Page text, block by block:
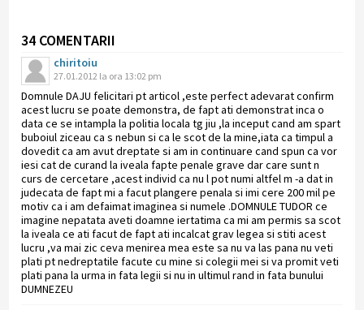
34 COMENTARII
chiritoiu
27.01.2012 la ora 13:02 pm
Domnule DAJU felicitari pt articol ,este perfect adevarat confirm
acest lucru se poate demonstra, de fapt ati demonstrat inca o
data ce se intampla la politia locala tg jiu ,la inceput cand am spart
buboiul ziceau ca s nebun si ca le scot de la mine,iata ca timpul a
dovedit ca am avut dreptate si am in continuare cand spun ca vor
iesi cat de curand la iveala fapte penale grave dar care sunt n
curs de cercetare ,acest individ ca nu l pot numi altfel m -a dat in
judecata de fapt mi a facut plangere penala si imi cere 200 mil pe
motiv ca i am defaimat imaginea si numele .DOMNULE TUDOR ce
imagine nepatata aveti doamne iertatima ca mi am permis sa scot
la iveala ce ati facut de fapt ati incalcat grav legea si stiti acest
lucru ,va mai zic ceva menirea mea este sa nu va las pana nu veti
plati pt nedreptatile facute cu mine si colegii mei si va promit veti
plati pana la urma in fata legii si nu in ultimul rand in fata bunului
DUMNEZEU